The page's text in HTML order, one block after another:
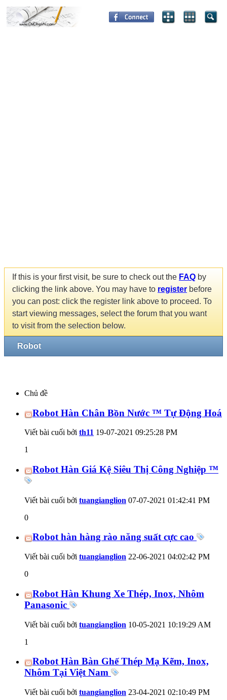
If this is your first visit, be sure to check out the FAQ by
clicking the link above. You may have to register before
you can post: click the register link above to proceed. To
start viewing messages, select the forum that you want
to visit from the selection below.
Robot
Chủ đề
Robot Hàn Chân Bồn Nước ™ Tự Động Hoá
Viết bài cuối bởi th11 19-07-2021 09:25:28 PM
1
Robot Hàn Giá Kệ Siêu Thị Công Nghiệp ™
Viết bài cuối bởi tuangianglion 07-07-2021 01:42:41 PM
0
Robot hàn hàng rào năng suất cực cao
Viết bài cuối bởi tuangianglion 22-06-2021 04:02:42 PM
0
Robot Hàn Khung Xe Thép, Inox, Nhôm
Panasonic
Viết bài cuối bởi tuangianglion 10-05-2021 10:19:29 AM
1
Robot Hàn Bàn Ghế Thép Mạ Kẽm, Inox,
Nhôm Tại Việt Nam
Viết bài cuối bởi tuangianglion 23-04-2021 02:10:49 PM